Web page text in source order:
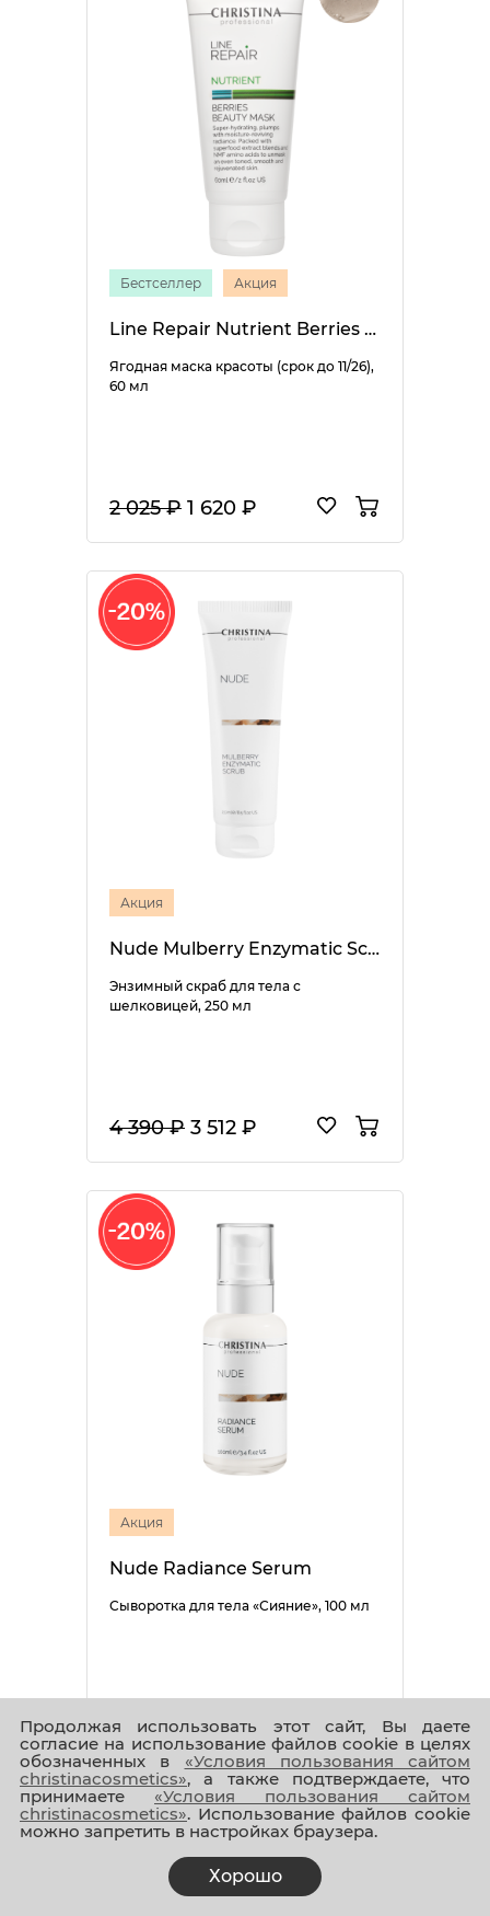
Продолжая использовать этот сайт, Вы даете
согласие на использование файлов cookie в целях
обозначенных в «Условия пользования сайтом
christinacosmetics», а также подтверждаете, что
принимаете «Условия пользования сайтом
christinacosmetics». Использование файлов cookie
можно запретить в настройках браузера.
Хорошо
Бестселлер Акция
Line Repair Nutrient Berries Beauty Mask
Ягодная маска красоты (срок до 11/26),
60 мл
2 025 ₽ 1 620 ₽
Акция
Nude Mulberry Enzymatic Scrub
Энзимный скраб для тела с
шелковицей, 250 мл
4 390 ₽ 3 512 ₽
Акция
Nude Radiance Serum
Сыворотка для тела «Сияние», 100 мл
5 005 ₽4 004 ₽